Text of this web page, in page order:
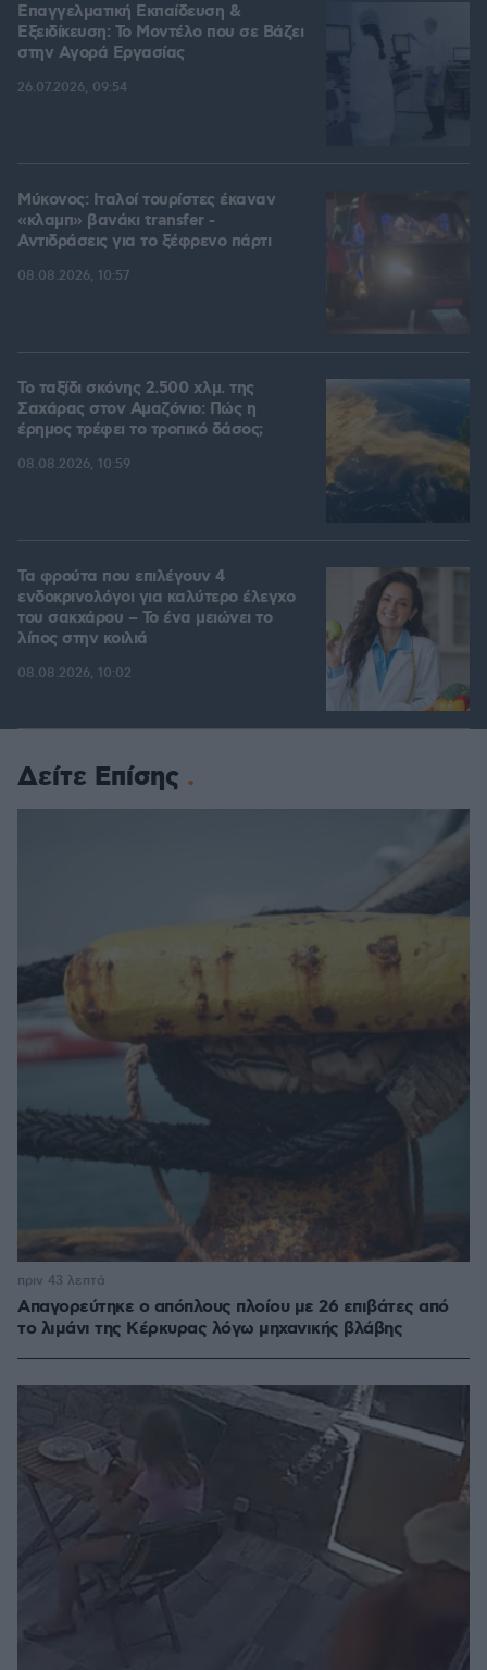
Επαγγελματική Εκπαίδευση &
Εξειδίκευση: Το Mοντέλο που σε Bάζει
στην Aγορά Eργασίας
26.07.2026, 09:54
Μύκονος: Ιταλοί τουρίστες έκαναν
«κλαμπ» βανάκι transfer -
Αντιδράσεις για το ξέφρενο πάρτι
08.08.2026, 10:57
Το ταξίδι σκόνης 2.500 χλμ. της
Σαχάρας στον Αμαζόνιο: Πώς η
έρημος τρέφει το τροπικό δάσος;
08.08.2026, 10:59
Τα φρούτα που επιλέγουν 4
ενδοκρινολόγοι για καλύτερο έλεγχο
του σακχάρου – Το ένα μειώνει το
λίπος στην κοιλιά
08.08.2026, 10:02
Δείτε Επίσης
Απαγορεύτηκε ο απόπλους πλοίου με 26 επιβάτες από
το λιμάνι της Κέρκυρας λόγω μηχανικής βλάβης
πριν 43 λεπτά